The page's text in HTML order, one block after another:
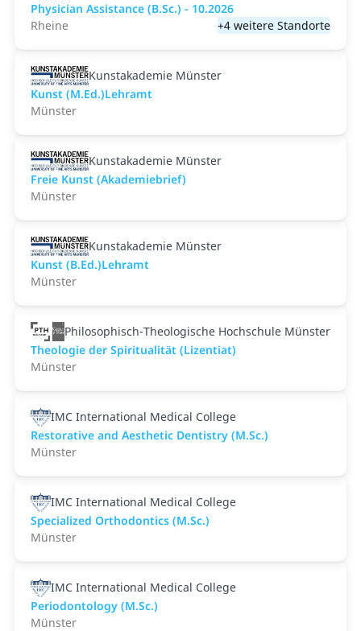
Physician Assistance (B.Sc.) - 10.2026
Rheine
+4 weitere Standorte
Kunstakademie Münster
Kunst (M.Ed.)Lehramt
Münster
Kunstakademie Münster
Freie Kunst (Akademiebrief)
Münster
Kunstakademie Münster
Kunst (B.Ed.)Lehramt
Münster
Philosophisch-Theologische Hochschule Münster
Theologie der Spiritualität (Lizentiat)
Münster
IMC International Medical College
Restorative and Aesthetic Dentistry (M.Sc.)
Münster
IMC International Medical College
Specialized Orthodontics (M.Sc.)
Münster
IMC International Medical College
Periodontology (M.Sc.)
Münster